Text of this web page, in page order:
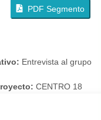
PDF Segmento
Entrevista al grupo
CENTRO 18